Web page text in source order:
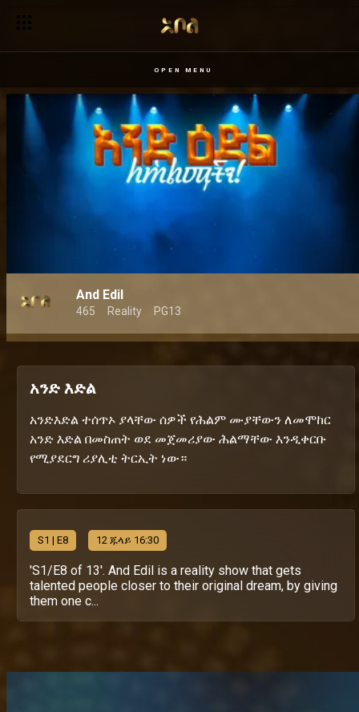
OPEN MENU
And Edil
465 Reality PG13
አንድ እድል
አንድእድል ተሰጥኦ ያላቸው ሰዎች የሕልም ሙያቸውን ለመሞከር
አንድ እድል በመስጠት ወደ መጀመሪያው ሕልማቸው እንዲቀርቡ
የሚያደርግ ሪያሊቲ ትርኢት ነው።
S1 | E8 12 ጁላይ 16:30
'S1/E8 of 13'. And Edil is a reality show that gets
talented people closer to their original dream, by giving
them one c...